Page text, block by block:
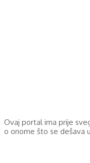
Ovaj portal ima prije
o onome što se dešava